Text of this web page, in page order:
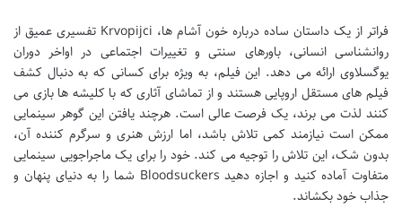
فراتر از یک داستان ساده درباره خون آشام ها، Krvopijci تفسیری عمیق از
روانشناسی انسانی، باورهای سنتی و تغییرات اجتماعی در اواخر دوران
یوگسلاوی ارائه می دهد. این فیلم، به ویژه برای کسانی که به دنبال کشف
فیلم های مستقل اروپایی هستند و از تماشای آثاری که با کلیشه ها بازی می
کنند لذت می برند، یک فرصت عالی است. هرچند یافتن این گوهر سینمایی
ممکن است نیازمند کمی تلاش باشد، اما ارزش هنری و سرگرم کننده آن،
بدون شک، این تلاش را توجیه می کند. خود را برای یک ماجراجویی سینمایی
متفاوت آماده کنید و اجازه دهید Bloodsuckers شما را به دنیای پنهان و
جذاب خود بکشاند.